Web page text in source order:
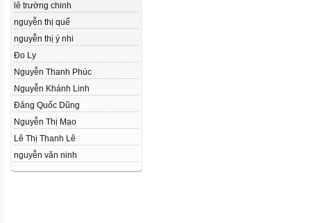
lê trường chinh
nguyễn thị quế
nguyễn thị ý nhi
Đo Ly
Nguyễn Thanh Phúc
Nguyễn Khánh Linh
Đăng Quốc Dũng
Nguyễn Thị Mạo
Lê Thị Thanh Lê
nguyễn văn ninh